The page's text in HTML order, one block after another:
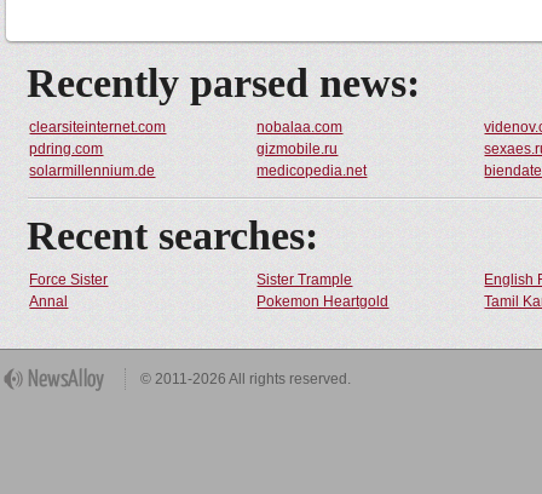
Recently parsed news:
clearsiteinternet.com nobalaa.com
pdring.com
gizmobile.ru
solarmillennium.de
medicopedia.net
Recent searches:
Force Sister Sister Trample
English
Annal
Pokemon Heartgold Tamil
© 2011-2026 All rights reserved.